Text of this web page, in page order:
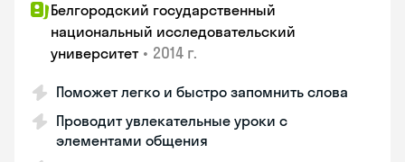
Белгородский государственный
национальный исследовательский
университет • 2014 г.
Поможет легко и быстро запомнить слова
Проводит увлекательные уроки с
элементами общения